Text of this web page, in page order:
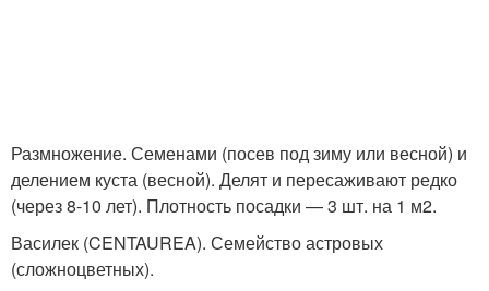
Размножение. Семенами (посев под зиму или весной) и
делением куста (весной). Делят и пересаживают редко
(через 8-10 лет). Плотность посадки — 3 шт. на 1 м2.
Василек (CENTAUREA). Семейство астровых
(сложноцветных).